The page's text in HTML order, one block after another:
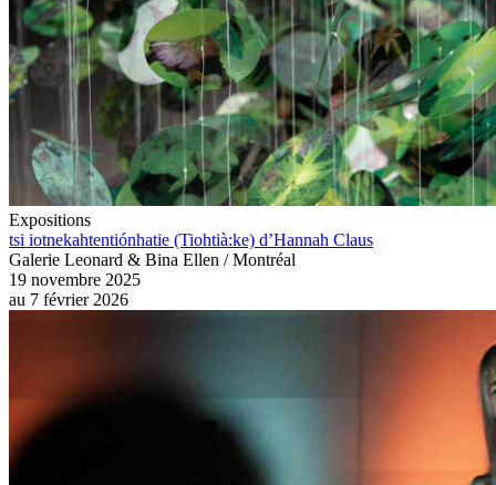
Expositions
tsi iotnekahtentiónhatie (Tiohtià:ke) d’Hannah Claus
Galerie Leonard & Bina Ellen / Montréal
19 novembre 2025
au 7 février 2026